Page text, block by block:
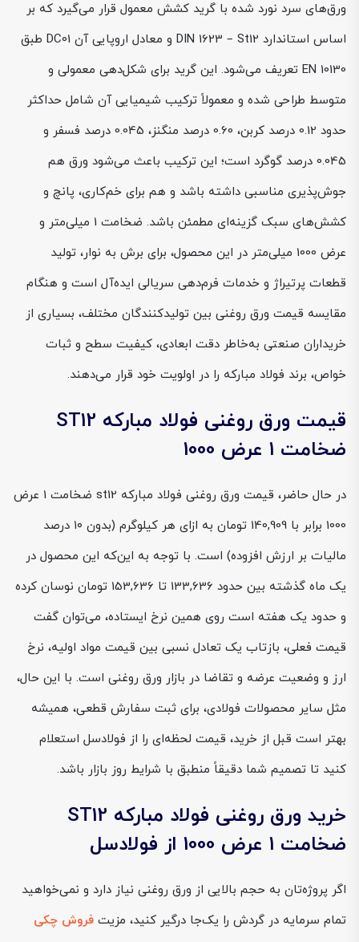
ورق‌های سرد نورد شده با گرید کشش معمول قرار می‌گیرد که بر
اساس استاندارد DIN 1623 – St12 و معادل اروپایی آن DC01 طبق
EN 10130 تعریف می‌شود. این گرید برای شکل‌دهی معمولی و
متوسط طراحی شده و معمولاً ترکیب شیمیایی آن شامل حداکثر
حدود 0.12 درصد کربن، 0.60 درصد منگنز، 0.045 درصد فسفر و
0.045 درصد گوگرد است؛ این ترکیب باعث می‌شود ورق هم
جوش‌پذیری مناسبی داشته باشد و هم برای خم‌کاری، پانچ و
کشش‌های سبک گزینه‌ای مطمئن باشد. ضخامت 1 میلی‌متر و
عرض 1000 میلی‌متر در این محصول، برای برش به نوار، تولید
قطعات پرتیراژ و خدمات فرم‌دهی سریالی ایده‌آل است و هنگام
مقایسه قیمت ورق روغنی بین تولیدکنندگان مختلف، بسیاری از
خریداران صنعتی به‌خاطر دقت ابعادی، کیفیت سطح و ثبات
خواص، برند فولاد مبارکه را در اولویت خود قرار می‌دهند.
قیمت ورق روغنی فولاد مبارکه ST12
ضخامت 1 عرض 1000
در حال حاضر، قیمت ورق روغنی فولاد مبارکه st12 ضخامت 1 عرض
1000 برابر با 140,909 تومان به ازای هر کیلوگرم (بدون ۱۰ درصد
مالیات بر ارزش افزوده) است. با توجه به این‌که این محصول در
یک ماه گذشته بین حدود 133,636 تا 153,636 تومان نوسان کرده
و حدود یک هفته است روی همین نرخ ایستاده، می‌توان گفت
قیمت فعلی، بازتاب یک تعادل نسبی بین قیمت مواد اولیه، نرخ
ارز و وضعیت عرضه و تقاضا در بازار ورق روغنی است. با این حال،
مثل سایر محصولات فولادی، برای ثبت سفارش قطعی، همیشه
بهتر است قبل از خرید، قیمت لحظه‌ای را از فولادسل استعلام
کنید تا تصمیم شما دقیقاً منطبق با شرایط روز بازار باشد.
خرید ورق روغنی فولاد مبارکه ST12
ضخامت 1 عرض 1000 از فولادسل
اگر پروژه‌تان به حجم بالایی از ورق روغنی نیاز دارد و نمی‌خواهید
تمام سرمایه در گردش را یک‌جا درگیر کنید، مزیت فروش چکی